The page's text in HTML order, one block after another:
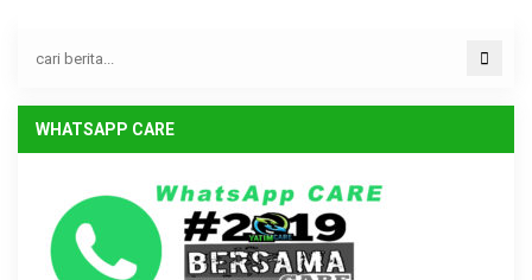
WHATSAPP CARE